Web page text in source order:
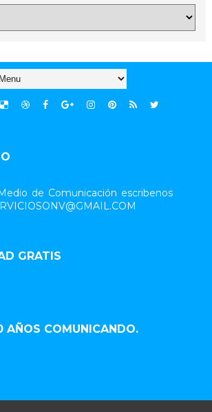
de Comunicación escribenos
GRATIS
AÑOS COMUNICANDO.